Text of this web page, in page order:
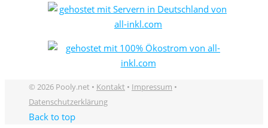
© 2026 Pooly.net • Kontakt • Impressum •
Datenschutzerklärung
Back to top